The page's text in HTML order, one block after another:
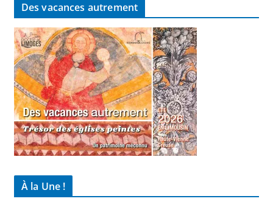
Des vacances autrement
À la Une !